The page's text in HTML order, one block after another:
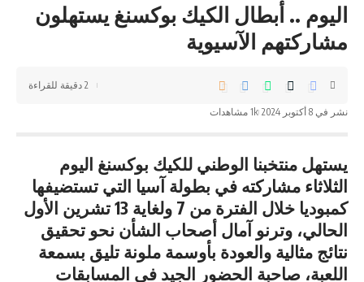
اليوم .. أبطال الكيك بوكسنغ يستهلون
مشاركتهم الآسيوية
نشر في 8 أكتوبر 2024 1k مشاهدات
2 دقيقة للقراءة
يستهل منتخبنا الوطني للكيك بوكسنغ اليوم
الثلاثاء مشاركته في بطولة آسيا التي تستضيفها
كمبوديا خلال الفترة من 7 ولغاية 13 تشرين الأول
الحالي، وترنو آمال أصحاب الشأن نحو تحقيق
نتائج مثالية والعودة بأوسمة ملونة تليق بسمعة
اللعبة، صاحبة الحضور الجيد في المسابقات